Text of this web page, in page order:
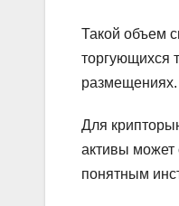
Такой объем
торгующихся
размещениях.
Для
активы может
понятным